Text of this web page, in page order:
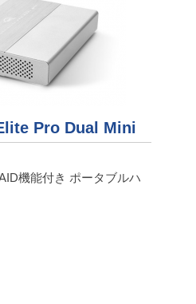
Pro Dual Mini
機能付き ポータブルハ